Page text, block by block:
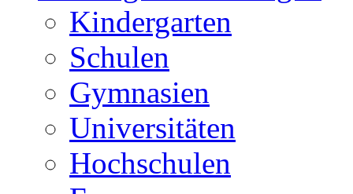
Kindergarten
Schulen
Gymnasien
Universitäten
Hochschulen